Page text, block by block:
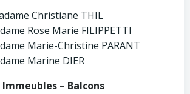
Christiane THIL
Rose Marie FILIPPETTI
Marie-Christine PARANT
Marine DIER
Immeubles – Balcons